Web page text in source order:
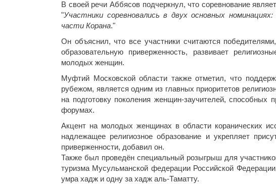
В своей речи Аббясов подчеркнул, что соревнование
"Участники соревновались в двух основных
части Корана."
Он объяснил, что все участники считаются
образовательную приверженность, развивает
молодых женщин.
Муфтий Московской области также отметил, что
рубежом, является одним из главных приоритетов
на подготовку поколения женщин-заучителей, способных
форумах.
Акцент на молодых женщинах в области коранических
надлежащее религиозное образование и укрепляет
приверженности, добавил он.
Также был проведён специальный розыгрыш для
туризма Мусульманской федерации Российской
умра хадж и одну за хадж аль-Таматту.